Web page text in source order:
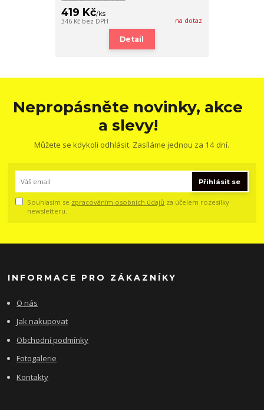
419 Kč/ks
346 Kč bez DPH na dotaz
Detail
Nepropásněte novinky, akce
a slevy!
Můžete se kdykoli odhlásit. Zasíláme jednou za 14 dní.
Přihlásit se
Souhlasím se zpracováním osobních údajů za účelem rozesílky
newsletteru.
INFORMACE PRO ZÁKAZNÍKY
O nás
Jak nakupovat
Obchodní podmínky
Fotogalerie
Kontakty